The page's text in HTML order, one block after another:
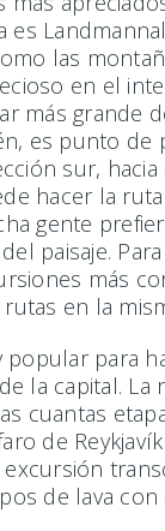
es
las
en el
más grande
es punto de
sur,
hacer la
gente
paisaje.
más
en la
para
la capital. La
cuantas
de
excursión
de lava con